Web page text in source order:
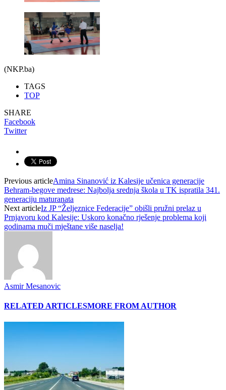
(NKP.ba)
TAGS
TOP
SHARE
Facebook
Twitter
Previous articleAmina Sinanović iz Kalesije učenica generacije
Behram-begove medrese: Najbolja srednja škola u TK ispratila 341.
generaciju maturanata
Next articleIz JP “Željeznice Federacije” obišli pružni prelaz u
Prnjavoru kod Kalesije: Uskoro konačno rješenje problema koji
godinama muči mještane više naselja!
Asmir Mesanovic
RELATED ARTICLESMORE FROM AUTHOR